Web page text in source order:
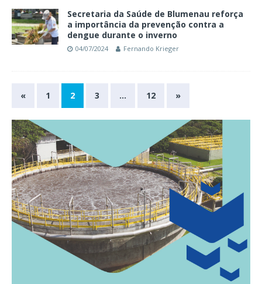
Secretaria da Saúde de Blumenau reforça
a importância da prevenção contra a
dengue durante o inverno
04/07/2024 Fernando Krieger
« 1 2 3 … 12 »